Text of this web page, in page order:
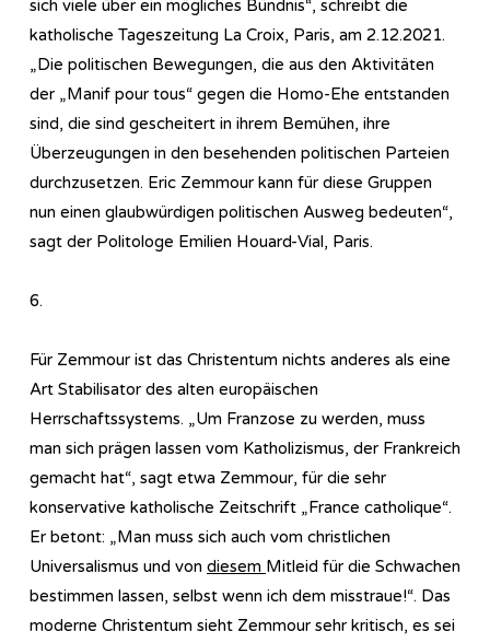
sich viele über ein mögliches Bündnis“, schreibt die
katholische Tageszeitung La Croix, Paris, am 2.12.2021.
„Die politischen Bewegungen, die aus den Aktivitäten
der „Manif pour tous“ gegen die Homo-Ehe entstanden
sind, die sind gescheitert in ihrem Bemühen, ihre
Überzeugungen in den besehenden politischen Parteien
durchzusetzen. Eric Zemmour kann für diese Gruppen
nun einen glaubwürdigen politischen Ausweg bedeuten“,
sagt der Politologe Emilien Houard-Vial, Paris.
6.
Für Zemmour ist das Christentum nichts anderes als eine
Art Stabilisator des alten europäischen
Herrschaftssystems. „Um Franzose zu werden, muss
man sich prägen lassen vom Katholizismus, der Frankreich
gemacht hat“, sagt etwa Zemmour, für die sehr
konservative katholische Zeitschrift „France catholique“.
Er betont: „Man muss sich auch vom christlichen
Universalismus und von diesem Mitleid für die Schwachen
bestimmen lassen, selbst wenn ich dem misstraue!“. Das
moderne Christentum sieht Zemmour sehr kritisch, es sei